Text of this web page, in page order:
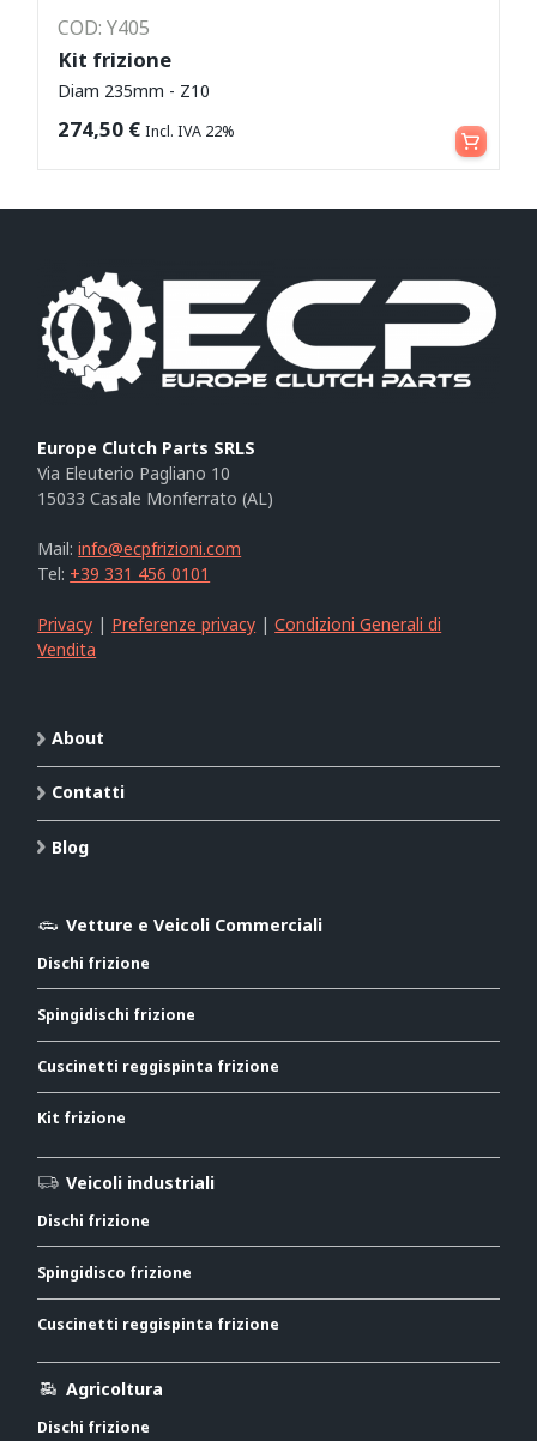
COD: Y405
Kit frizione
Diam 235mm - Z10
274,50 € Incl. IVA 22% Aggiungi al carrello
Europe Clutch Parts SRLS
Via Eleuterio Pagliano 10
15033 Casale Monferrato (AL)
Mail:info@ecpfrizioni.com
Tel: +39 331 456 0101
Privacy | Preferenze privacy |Condizioni Generali di
Vendita
About
Contatti
Blog
Vetture e Veicoli Commerciali
Dischi frizione
Spingidischi frizione
Cuscinetti reggispinta frizione
Kit frizione
Veicoli industriali
Dischi frizione
Spingidisco frizione
Cuscinetti reggispinta frizione
Agricoltura
Dischi frizione